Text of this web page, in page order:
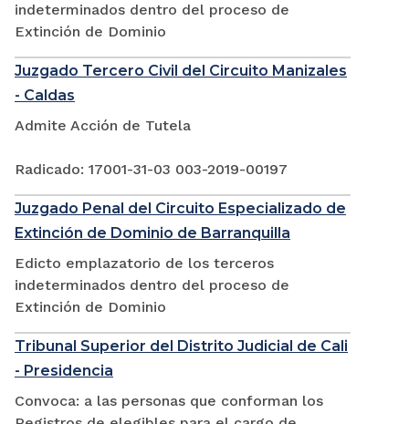
indeterminados dentro del proceso de
Extinción de Dominio
Juzgado Tercero Civil del Circuito Manizales
- Caldas
Admite Acción de Tutela
Radicado: 17001-31-03 003-2019-00197
Juzgado Penal del Circuito Especializado de
Extinción de Dominio de Barranquilla
Edicto emplazatorio de los terceros
indeterminados dentro del proceso de
Extinción de Dominio
Tribunal Superior del Distrito Judicial de Cali
- Presidencia
Convoca: a las personas que conforman los